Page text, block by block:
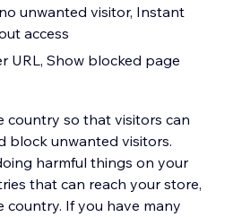
unwanted visitor, Instant
access
URL, Show blocked page
country so that visitors can
block unwanted visitors.
harmful things on your
that can reach your store,
country. If you have many